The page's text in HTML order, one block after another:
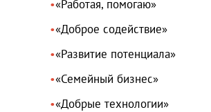
«Работая, помогаю»
«Доброе содействие»
«Развитие потенциала»
«Семейный бизнес»
«Добрые технологии»